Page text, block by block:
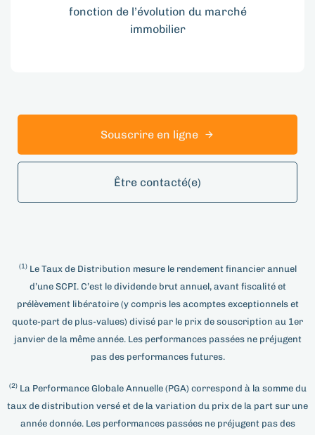
fonction de l’évolution du marché
immobilier
Souscrire en ligne
Être contacté(e)
(1)Le Taux de Distribution mesure le rendement financier annuel
d’une SCPI. C’est le dividende brut annuel, avant fiscalité et
prélèvement libératoire (y compris les acomptes exceptionnels et
quote-part de plus-values) divisé par le prix de souscription au 1er
janvier de la même année. Les performances passées ne préjugent
pas des performances futures.
(2)La Performance Globale Annuelle (PGA) correspond à la somme du
taux de distribution versé et de la variation du prix de la part sur une
année donnée. Les performances passées ne préjugent pas des